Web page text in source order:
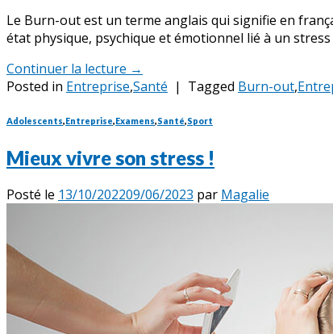
Le Burn-out est un terme anglais qui signifie en
état physique, psychique et émotionnel lié à un
Continuer la lecture →
Posted in Entreprise,Santé | Tagged Burn-out,
Adolescents,Entreprise,Examens,Santé,Sport
Mieux vivre son stress !
Posté le 13/10/202209/06/2023 par Magalie